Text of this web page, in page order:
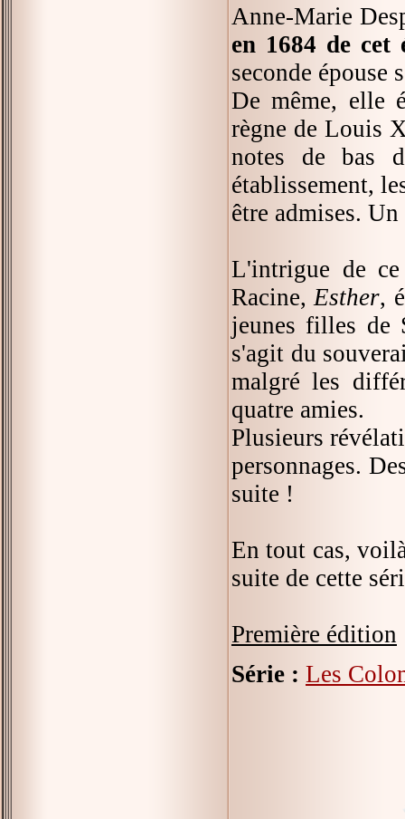
Anne-Marie
en 1684 de cet
seconde épouse
De même, elle
règne de Louis
notes de bas
établissement,
être admises.
L'intrigue de
Racine, Esther,
jeunes filles de
s'agit du
malgré les
quatre amies.
Plusieurs
personnages.
suite !
En tout cas,
suite de cette
Première édition
Série : Les